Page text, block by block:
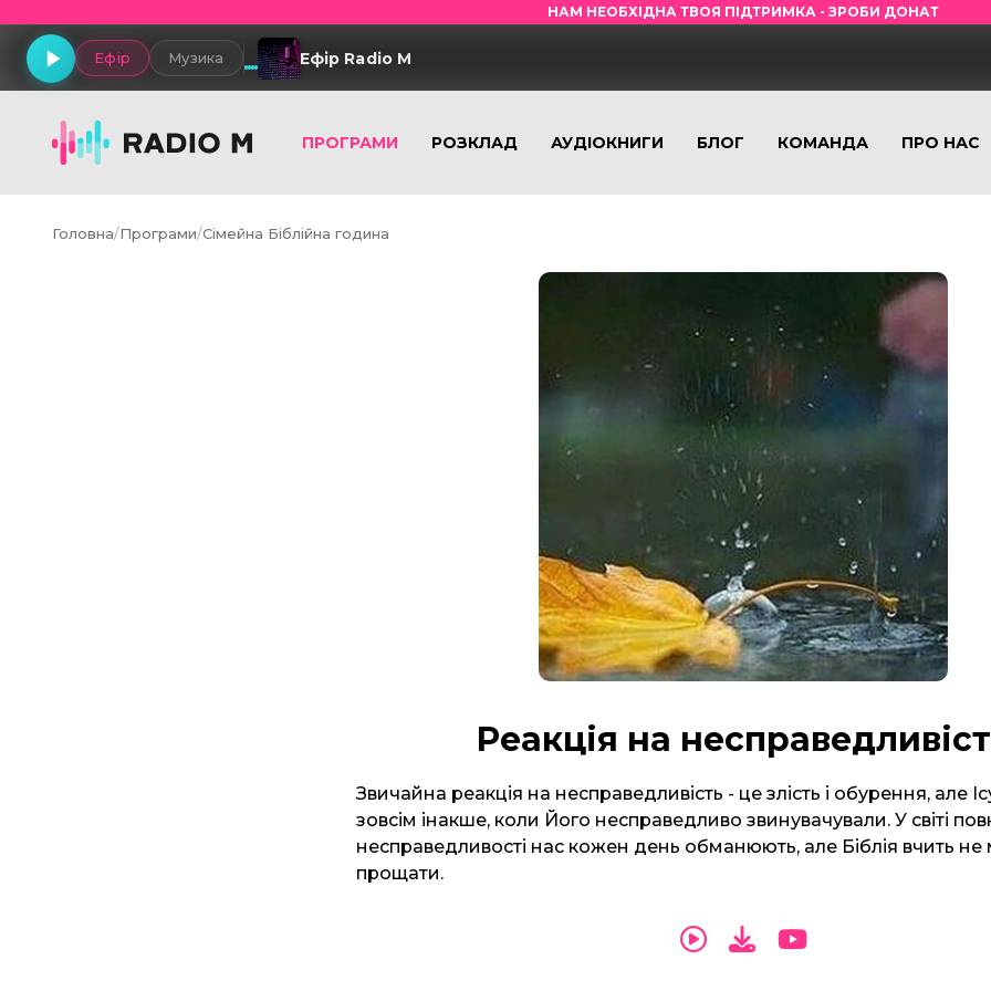
НАМ НЕОБХІДНА ТВОЯ ПІДТРИМКА - ЗРОБИ ДОНАТ
Ефір Музика Ефір Radio M
ПРОГРАМИ РОЗКЛАД АУДІОКНИГИ БЛОГ КОМАНДА ПРО НАС
Головна/Програми/Сімейна Біблійна година
Реакція на
Звичайна реакція на несправедливість - це злість і обурення, але
зовсім інакше, коли Його несправедливо звинувачували. У світі
несправедливості нас кожен день обманюють, але Біблія вчить не
прощати.